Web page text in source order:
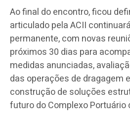
Ao final do encontro, ficou
articulado pela ACII
permanente, com novas
próximos 30 dias para
medidas anunciadas,
das operações de dragagem
construção de soluções
futuro do Complexo Portuário